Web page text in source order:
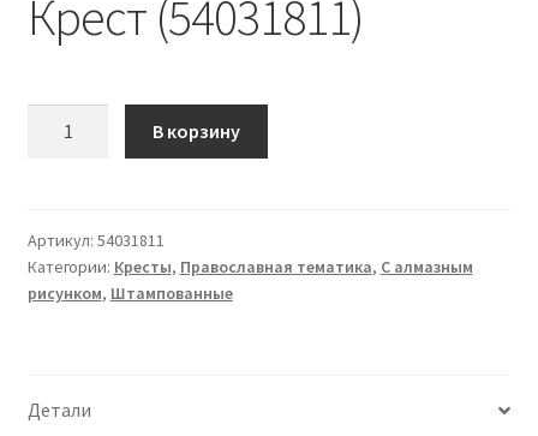
Крест (54031811)
В корзину
Артикул: 54031811
Категории: Кресты, Православная тематика, С алмазным
рисунком, Штампованные
Детали